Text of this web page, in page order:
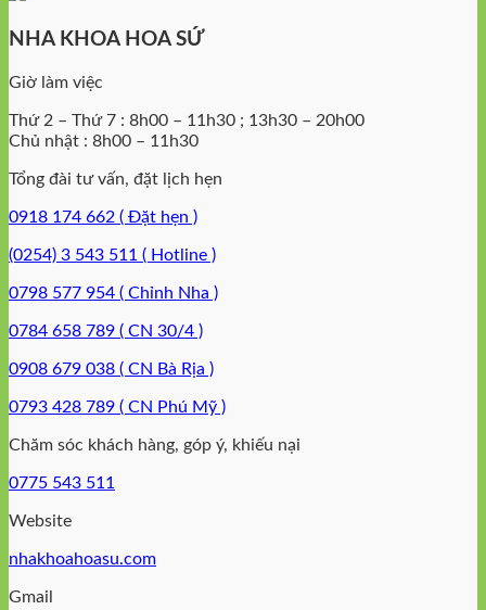
NHA KHOA HOA SỨ
Giờ làm việc
Thứ 2 – Thứ 7 : 8h00 – 11h30 ; 13h30 – 20h00
Chủ nhật : 8h00 – 11h30
Tổng đài tư vấn, đặt lịch hẹn
0918 174 662 ( Đặt hẹn )
(0254) 3 543 511 ( Hotline )
0798 577 954 ( Chỉnh Nha )
0784 658 789 ( CN 30/4 )
0908 679 038 ( CN Bà Rịa )
0793 428 789 ( CN Phú Mỹ )
Chăm sóc khách hàng, góp ý, khiếu nại
0775 543 511
Website
nhakhoahoasu.com
Gmail